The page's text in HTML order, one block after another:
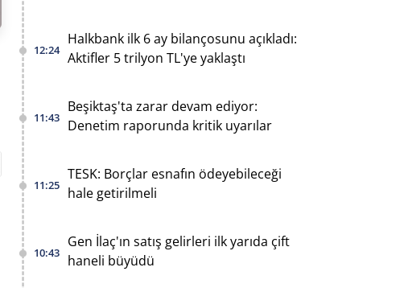
12:24
Halkbank ilk 6 ay bilançosunu açıkladı:
Aktifler 5 trilyon TL'ye yaklaştı
11:43
Beşiktaş'ta zarar devam ediyor:
Denetim raporunda kritik uyarılar
11:25
TESK: Borçlar esnafın ödeyebileceği
hale getirilmeli
10:43
Gen İlaç'ın satış gelirleri ilk yarıda çift
haneli büyüdü